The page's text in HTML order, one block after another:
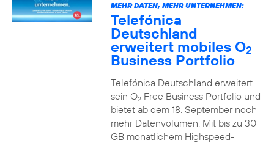
MEHR DATEN, MEHR UNTERNEHMEN:
Telefónica
Deutschland
erweitert mobiles O2
Business Portfolio
Telefónica Deutschland erweitert
sein O2Free Business Portfolio und
bietet ab dem 18. September noch
mehr Datenvolumen. Mit bis zu 30
GB monatlichem Highspeed-